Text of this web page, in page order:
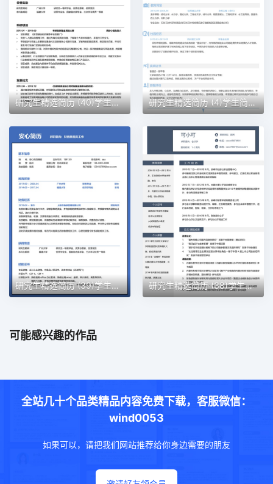
研究生精选简历 (40)学生简历word模板 研究生精选简历 (4)学生简历word模板
研究生精选简历 (39)学生简历word模板 研究生精选简历 (38)学生简历word模板
可能感兴趣的作品
全站几十个品类精品内容免费下载，客服微信：
wind0053
如果可以，请把我们网站推荐给你身边需要的朋友